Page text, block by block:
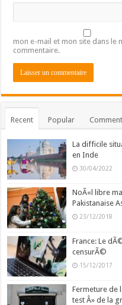
mon e-mail et mon site dans le
commentaire.
Recent Popular
La difficile
en Inde
30/04/2022
NoÃ«l libre
Pakistanaise
23/12/2018
France: Le
censurÃ©
15/12/2017
Fermeture de
test Â» de la